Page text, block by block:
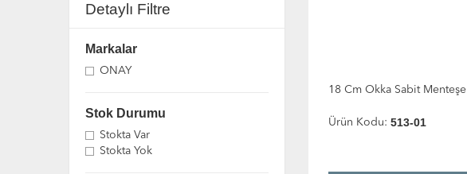
Detaylı Filtre
Markalar
ÖNAY
Stok Durumu
Stokta Var
Stokta Yok
18 Cm Okka Sabit Menteşe
Ürün Kodu: 513-01